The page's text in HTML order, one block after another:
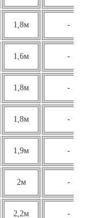
1,8м -
1,6м -
1,8м -
1,8м -
1,9м -
2м -
2,2м -